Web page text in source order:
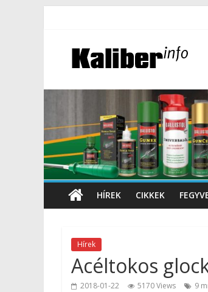
HÍREK CIKKEK
Hírek
Acéltokos
2018-01-22 5170 Views 9